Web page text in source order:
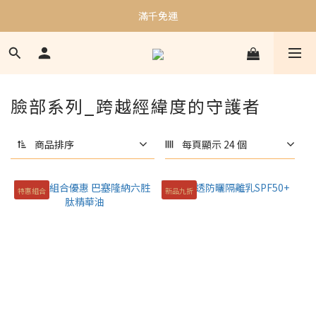
加入會員贈$50購物金｜邀請好友再贈$100購物金
滿千免運
加入會員贈$50購物金｜邀請好友再贈$100購物金
臉部系列_跨越經緯度的守護者
商品排序 每頁顯示 24 個
特惠組合 新品九折